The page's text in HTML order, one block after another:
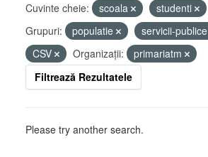
Cuvinte cheie: scoala studenti
Grupuri:
populatie servicii-publice
CSV
Organizații:
primariatm
Filtrează Rezultatele
Please try another search.